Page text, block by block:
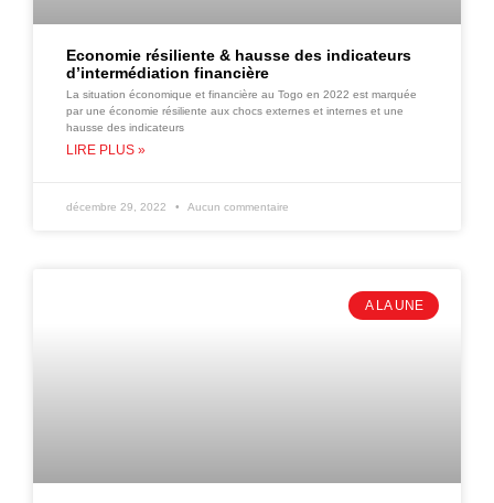
Economie résiliente & hausse des indicateurs
d’intermédiation financière
La situation économique et financière au Togo en 2022 est marquée
par une économie résiliente aux chocs externes et internes et une
hausse des indicateurs
LIRE PLUS »
décembre 29, 2022 Aucun commentaire
A LA UNE